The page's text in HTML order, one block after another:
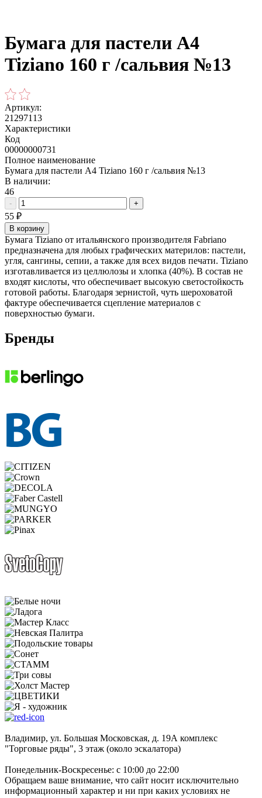
Бумага для пастели А4
Tiziano 160 г /сальвия №13
Артикул:
21297113
Характеристики
Код
00000000731
Полное наименование
Бумага для пастели А4 Tiziano 160 г /сальвия №13
В наличии:
46
- +
55 ₽
В корзину
Бумага Tiziano от итальянского производителя Fabriano
предназначена для любых графических материлов: пастели,
угля, сангины, сепии, а также для всех видов печати. Tiziano
изготавливается из целлюлозы и хлопка (40%). В состав не
входят кислоты, что обеспечивает высокую светостойкость
готовой работы. Благодаря зернистой, чуть шероховатой
фактуре обеспечивается сцепление материалов с
поверхностью бумаги.
Бренды
Владимир, ул. Большая Московская, д. 19А комплекс
"Торговые ряды", 3 этаж (около эскалатора)
Понедельник-Воскресенье: с 10:00 до 22:00
Обращаем ваше внимание, что сайт носит исключительно
информационный характер и ни при каких условиях не